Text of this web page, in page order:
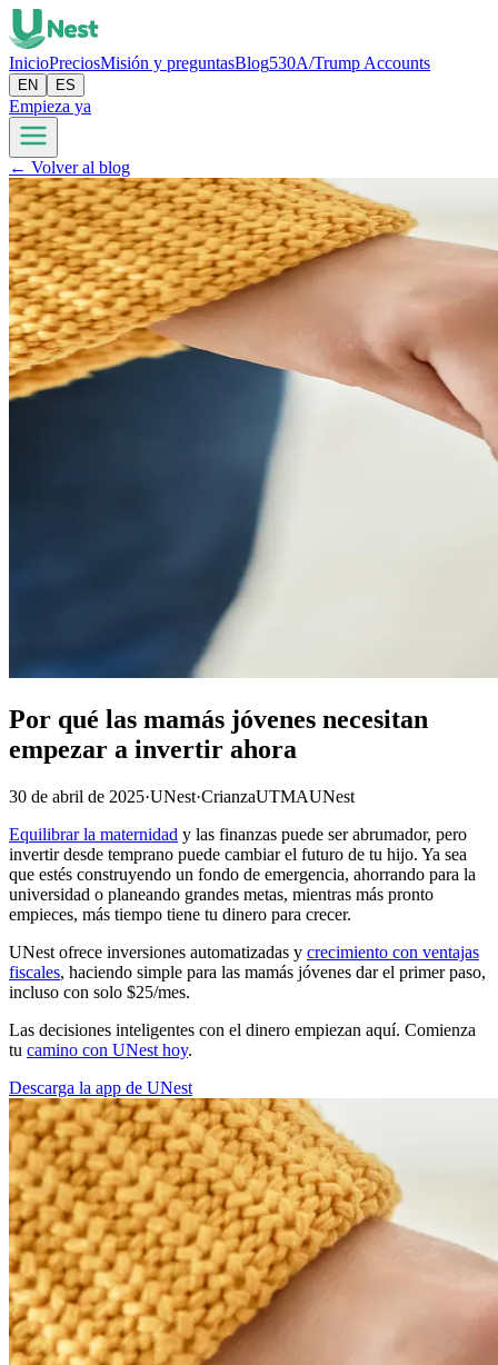
InicioPreciosMisión y preguntasBlog530A/Trump Accounts
EN ES
Empieza ya
← Volver al blog
Por qué las mamás jóvenes necesitan
empezar a invertir ahora
30 de abril de 2025·UNest·CrianzaUTMAUNest
Equilibrar la maternidad y las finanzas puede ser abrumador, pero
invertir desde temprano puede cambiar el futuro de tu hijo. Ya sea
que estés construyendo un fondo de emergencia, ahorrando para la
universidad o planeando grandes metas, mientras más pronto
empieces, más tiempo tiene tu dinero para crecer.
UNest ofrece inversiones automatizadas y crecimiento con ventajas
fiscales, haciendo simple para las mamás jóvenes dar el primer paso,
incluso con solo $25/mes.
Las decisiones inteligentes con el dinero empiezan aquí. Comienza
tu camino con UNest hoy.
Descarga la app de UNest